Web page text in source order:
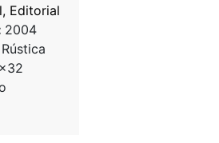
Editorial
2004
Rústica